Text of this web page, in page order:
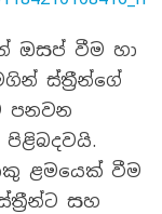
ඔසප් වීම හා
ස්ත්‍රීන්ගේ
පනවන
ළමයෙක් වීම
සහ